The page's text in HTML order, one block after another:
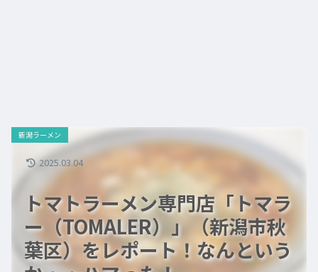
トマトラーメン専門店「トマラ
ー（TOMALER）」（新潟市秋
葉区）をレポート！なんという
新潟ラーメン
2025.03.04